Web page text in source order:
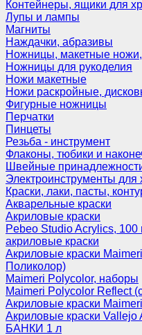
Контейнеры, ящики для
Лупы и лампы
Магниты
Наждачки, абразивы
Ножницы, макетные ножи,
Ножницы для рукоделия
Ножи макетные
Ножи раскройные,
Фигурные ножницы
Перчатки
Пинцеты
Резьба - инструмент
Флаконы, тюбики и
Швейные
Электроинструменты для
Краски, лаки, пасты,
Акварельные краски
Акриловые краски
Pebeo Studio Acrylics,
акриловые краски
Акриловые краски
Поликолор)
Maimeri Polycolor, наборы
Maimeri Polycolor Reflect
Акриловые краски
Акриловые краски
БАНКИ 1 л